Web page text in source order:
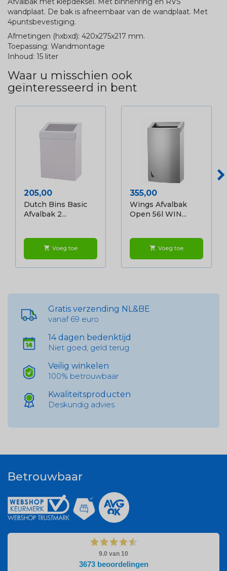
wandplaat. De bak is afneembaar van de wandplaat. Met
4puntsbevestiging.
Afmetingen (hxbxd): 420x275x217 mm.
Toepassing: Wandmontage
Inhoud: 15 liter
Waar u misschien ook
geïnteresseerd in bent
Prijs
205,00
Dutch Bins Basic
Afvalbak 2...
shopping_cart Voeg toe
Prijs
355,00
Wings Afvalbak
Open 56l WIN...
shopping_cart Voeg toe
Gratis verzending NL&BE
vanaf 69 euro
14 dagen bedenktijd
Niet goed, geld terug
Veilig winkelen
100% betrouwbaar
Kwaliteitsproducten
Deskundig advies
Betrouwbaar